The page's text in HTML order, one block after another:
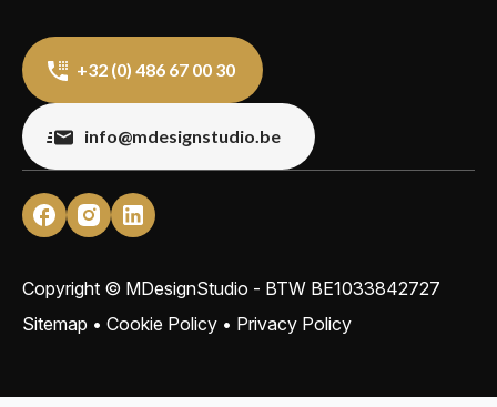
+32 (0) 486 67 00 30
info@mdesignstudio.be
Copyright © MDesignStudio - BTW BE1033842727
Sitemap • Cookie Policy • Privacy Policy